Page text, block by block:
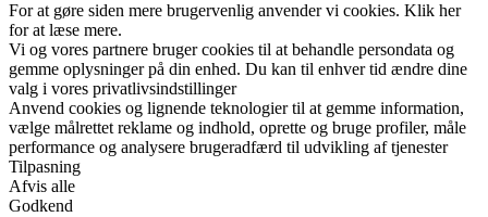
For at gøre siden mere brugervenlig anvender vi cookies. Klik her
for at læse mere.
Vi og vores partnere bruger cookies til at behandle persondata og
gemme oplysninger på din enhed. Du kan til enhver tid ændre dine
valg i vores privatlivsindstillinger
Anvend cookies og lignende teknologier til at gemme information,
vælge målrettet reklame og indhold, oprette og bruge profiler, måle
performance og analysere brugeradfærd til udvikling af tjenester
Tilpasning
Afvis alle
Godkend